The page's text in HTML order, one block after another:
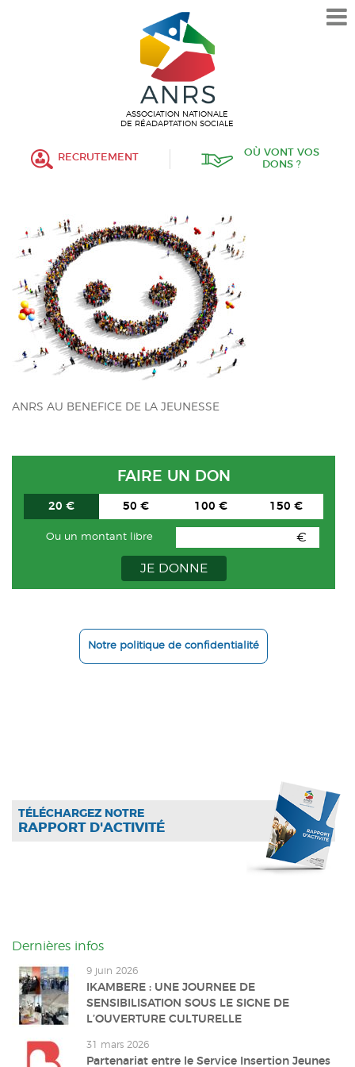
L’ASSOCIATION
HISTORIQUE
VALEURS ET ENGAGEMENT
ASSOCIATIF
FONCTIONNEMENT
POLITIQUE RH
ÉTABLISSEMENTS SERVICES
PROTECTION DE L’ENFANCE
INSERTION
ACTUALITÉS
CONTACT
ASSOCIATION NATIONALE
DE RÉADAPTATION SOCIALE
RECRUTEMENT
OÙ VONT VOS
DONS ?
ANRS AU BENEFICE DE LA JEUNESSE
FAIRE UN DON
20 € 50 € 100 € 150 €
Ou un montant libre €
JE DONNE
Notre politique de confidentialité
TÉLÉCHARGEZ NOTRE
RAPPORT D'ACTIVITÉ
Dernières infos
9 juin 2026
IKAMBERE : UNE JOURNEE DE
SENSIBILISATION SOUS LE SIGNE DE
L’OUVERTURE CULTURELLE
31 mars 2026
Partenariat entre le Service Insertion Jeunes